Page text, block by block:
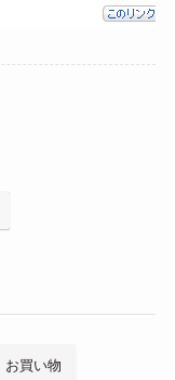
お買い物